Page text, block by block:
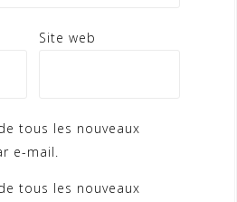
Site web
tous les nouveaux
e-mail.
tous les nouveaux